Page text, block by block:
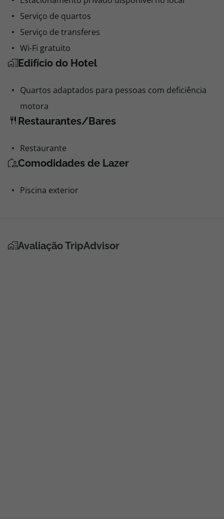
Serviço de quartos
Serviço de transferes
Wi-Fi gratuito
Edifício do Hotel
Quartos adaptados para pessoas com deficiência
motora
Restaurantes/Bares
Restaurante
Comodidades de Lazer
Piscina exterior
Avaliação TripAdvisor